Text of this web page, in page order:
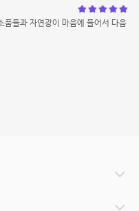
품들과 자연광이 마음에 들어서 다음